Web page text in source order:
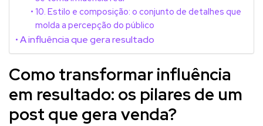
10. Estilo e composição: o conjunto de detalhes que
molda a percepção do público
A influência que gera resultado
Como transformar influência
em resultado: os pilares de um
post que gera venda?